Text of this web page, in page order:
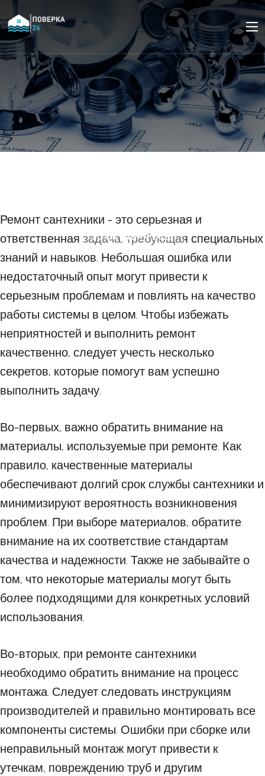
20 ОКТЯБРЯ 2023
Ремонт сантехники - это серьезная и
ответственная задача, требующая специальных
знаний и навыков. Небольшая ошибка или
недостаточный опыт могут привести к
серьезным проблемам и повлиять на качество
работы системы в целом. Чтобы избежать
неприятностей и выполнить ремонт
качественно, следует учесть несколько
секретов, которые помогут вам успешно
выполнить задачу.
Во-первых, важно обратить внимание на
материалы, используемые при ремонте. Как
правило, качественные материалы
обеспечивают долгий срок службы сантехники и
минимизируют вероятность возникновения
проблем. При выборе материалов, обратите
внимание на их соответствие стандартам
качества и надежности. Также не забывайте о
том, что некоторые материалы могут быть
более подходящими для конкретных условий
использования.
Во-вторых, при ремонте сантехники
необходимо обратить внимание на процесс
монтажа. Следует следовать инструкциям
производителей и правильно монтировать все
компоненты системы. Ошибки при сборке или
неправильный монтаж могут привести к
утечкам, повреждению труб и другим